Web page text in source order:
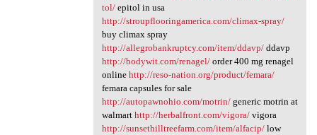
tol/epitol in usa
http://stroupflooringamerica.com/climax-spray/
buy climax spray
http://allegrobankruptcy.com/item/ddavp/ddavp
http://bodywit.com/renagel/order 400 mg renagel
online http://reso-nation.org/product/femara/
femara capsules for sale
http://autopawnohio.com/motrin/generic motrin at
walmart http://herbalfront.com/vigora/vigora
http://sunsethilltreefarm.com/item/alfacip/low